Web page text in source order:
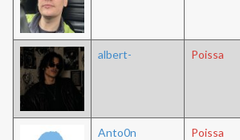
albert- Poissa
Anto0n Poissa